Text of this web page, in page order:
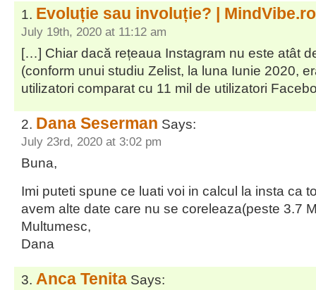
Evoluție sau involuție? | MindVibe.ro
July 19th, 2020 at 11:12 am
[…] Chiar dacă rețeaua Instagram nu este atât
(conform unui studiu Zelist, la luna Iunie 2020,
utilizatori comparat cu 11 mil de utilizatori
Dana Seserman Says:
July 23rd, 2020 at 3:02 pm
Buna,
Imi puteti spune ce luati voi in calcul la insta ca
avem alte date care nu se coreleaza(peste 3.7
Multumesc,
Dana
Anca Tenita Says: